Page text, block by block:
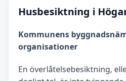
Husbesiktning i
Kommunens
organisationer
En överlåtelsebesiktning,